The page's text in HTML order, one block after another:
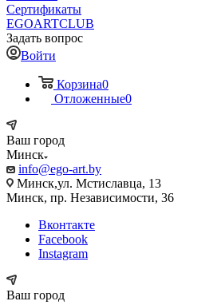
Сертификаты
EGOARTCLUB
Задать вопрос
Войти
Корзина0
Отложенные0
Ваш город
Минск
info@ego-art.by
Минск,ул. Мстиславца, 13
Минск, пр. Независимости, 36
Вконтакте
Facebook
Instagram
Ваш город